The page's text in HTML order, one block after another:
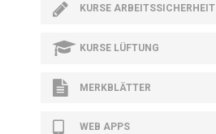
KURSE ARBEITSSICHERHEIT
KURSE LÜFTUNG
MERKBLÄTTER
WEB APPS